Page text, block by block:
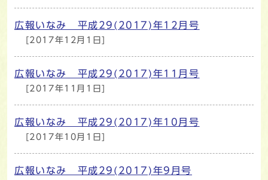
広報いなみ 平成29(2017)年12月号
[2017年12月1日]
広報いなみ 平成29(2017)年11月号
[2017年11月1日]
広報いなみ 平成29(2017)年10月号
[2017年10月1日]
広報いなみ 平成29(2017)年9月号